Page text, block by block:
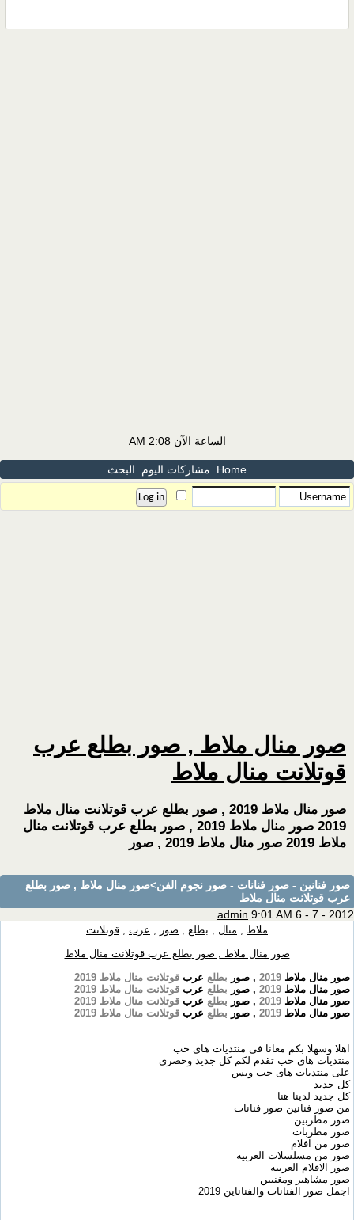
الساعة الآن2:08 AM
Home مشاركات اليوم البحث
صور منال ملاط , صور بطلع عرب
قوتلانت منال ملاط
صور منال ملاط 2019 , صور بطلع عرب قوتلانت منال ملاط
2019 صور منال ملاط 2019 , صور بطلع عرب قوتلانت منال
ملاط 2019 صور منال ملاط 2019 , صور
صور فنانين - صور فنانات - صور نجوم الفن>صور منال ملاط , صور بطلع
عرب قوتلانت منال ملاط
admin 9:01 AM 6 - 7 - 2012
ملاط , منال , بطلع , صور , عرب , قوتلانت
صور منال ملاط , صور بطلع عرب قوتلانت منال ملاط
صور منال ملاط 2019 , صور بطلع عرب قوتلانت منال ملاط 2019
صور منال ملاط 2019 , صور بطلع عرب قوتلانت منال ملاط 2019
صور منال ملاط 2019 , صور بطلع عرب قوتلانت منال ملاط 2019
صور منال ملاط 2019 , صور بطلع عرب قوتلانت منال ملاط 2019
اهلا وسهلا بكم معانا فى منتديات هاى حب
منتديات هاى حب تقدم لكم كل جديد وحصرى
على منتديات هاى حب وبس
كل جديد
كل جديد لدينا هنا
من صور فنانين صور فنانات
صور مطربين
صور مطربات
صور من افلام
صور من مسلسلات العربيه
صور الافلام العربيه
صور مشاهير ومغنيين
اجمل صور الفنانات والفناناين 2019